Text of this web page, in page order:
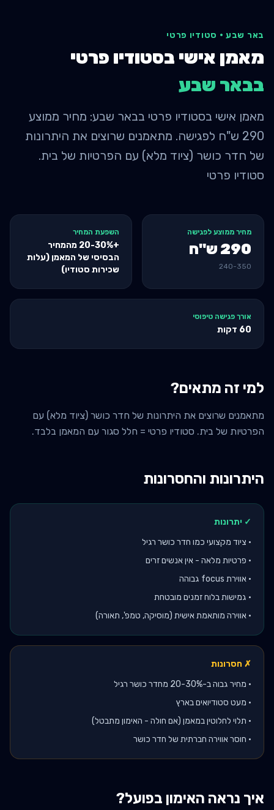
באר שבע· סטודיו פרטי
מאמן אישי בסטודיו פרטי
בבאר שבע
מאמן אישי בסטודיו פרטי בבאר שבע: מחיר ממוצע
290 ש"ח לפגישה. מתאמנים שרוצים את היתרונות
של חדר כושר (ציוד מלא) עם הפרטיות של בית.
סטודיו פרטי
מחיר ממוצע לפגישה
290 ש"ח
240-350
השפעת המחיר
+20-30% מהמחיר
הבסיסי של המאמן (עלות
שכירות סטודיו)
אורך פגישה טיפוסי
60 דקות
למי זה מתאים?
מתאמנים שרוצים את היתרונות של חדר כושר (ציוד מלא) עם
הפרטיות של בית. סטודיו פרטי = חלל סגור עם המאמן בלבד.
היתרונות והחסרונות
✓ יתרונות
• ציוד מקצועי כמו חדר כושר רגיל
• פרטיות מלאה - אין אנשים זרים
• אווירת focus גבוהה
• גמישות בלוח זמנים מובטחת
• אווירה מותאמת אישית (מוסיקה, טמפ', תאורה)
✗ חסרונות
• מחיר גבוה ב-20-30% מחדר כושר רגיל
• מעט סטודיואים בארץ
• תלוי לחלוטין במאמן (אם חולה - האימון מתבטל)
• חוסר אווירה חברתית של חדר כושר
איך נראה האימון בפועל?